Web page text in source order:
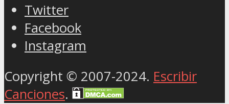
Twitter
Facebook
Instagram
Copyright © 2007-2024. Escribir
Canciones.